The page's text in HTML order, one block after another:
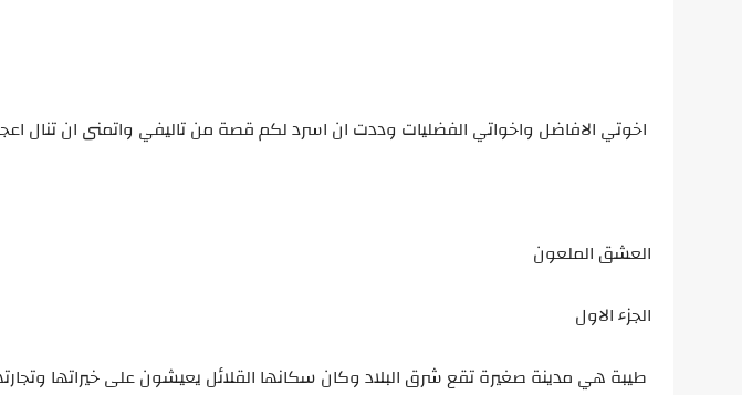
اخوتي الافاضل واخواتي الفضليات وددت ان اسرد لكم قصة من تاليفي واتمنى ان تنال
العشق الملعون
الجزء الاول
طيبة هي مدينة صغيرة تقع شرق البلاد وكان سكانها القلائل يعيشون على خيراتها